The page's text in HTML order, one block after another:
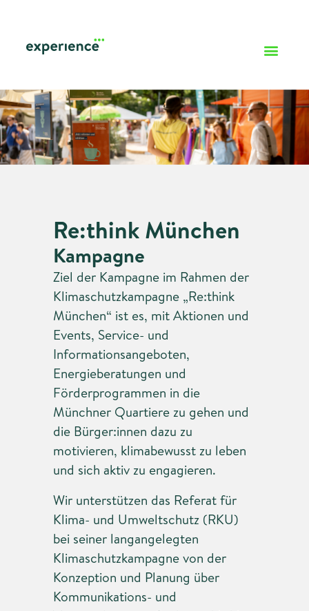
Re:think München
Kampagne
Ziel der Kampagne im Rahmen der
Klimaschutzkampagne „Re:think
München“ ist es, mit Aktionen und
Events, Service- und
Informationsangeboten,
Energieberatungen und
Förderprogrammen in die
Münchner Quartiere zu gehen und
die Bürger:innen dazu zu
motivieren, klimabewusst zu leben
und sich aktiv zu engagieren.
Wir unterstützen das Referat für
Klima- und Umweltschutz (RKU)
bei seiner langangelegten
Klimaschutzkampagne von der
Konzeption und Planung über
Kommunikations- und